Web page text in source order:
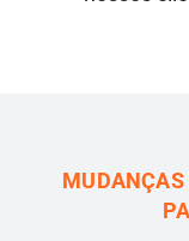
MUDANÇAS